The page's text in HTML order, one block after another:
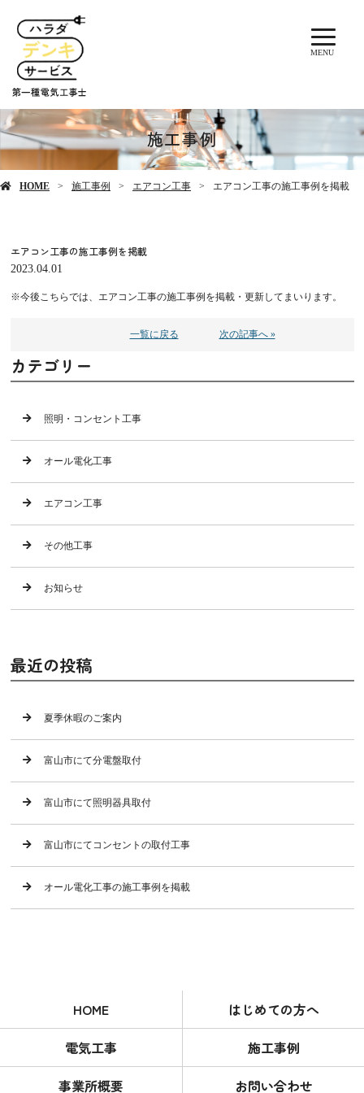
MENU
施工事例
HOME 施工事例 エアコン工事 エアコン工事の施工事例を掲載
エアコン工事の施工事例を掲載
2023.04.01
※今後こちらでは、エアコン工事の施工事例を掲載・更新してまいります。
一覧に戻る 次の記事へ »
カテゴリー
照明・コンセント工事
オール電化工事
エアコン工事
その他工事
お知らせ
最近の投稿
夏季休暇のご案内
富山市にて分電盤取付
富山市にて照明器具取付
富山市にてコンセントの取付工事
オール電化工事の施工事例を掲載
HOME
はじめての方へ
電気工事
施工事例
事業所概要
お問い合わせ